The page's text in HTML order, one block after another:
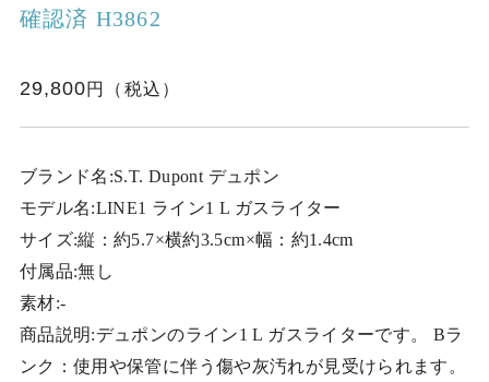
確認済 H3862
29,800
ブランド名:S.T. Dupont デュポン
モデル名:LINE1 ライン1 L ガスライター
サイズ:縦：約5.7×横約3.5cm×幅：約1.4cm
付属品:無し
素材:-
商品説明:デュポンのライン1 L ガスライターです。 Bラ
ンク：使用や保管に伴う傷や灰汚れが見受けられます。